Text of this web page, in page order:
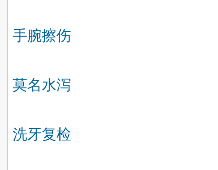
手腕擦伤
莫名水泻
洗牙复检